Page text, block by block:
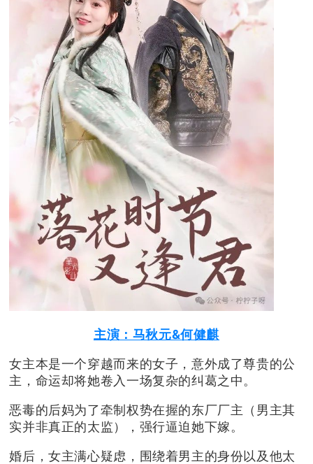
主演：马秋元&何健麒
女主本是一个穿越而来的女子，意外成了尊贵的公
主，命运却将她卷入一场复杂的纠葛之中。
恶毒的后妈为了牵制权势在握的东厂厂主（男主其
实并非真正的太监），强行逼迫她下嫁。
婚后，女主满心疑虑，围绕着男主的身份以及他太